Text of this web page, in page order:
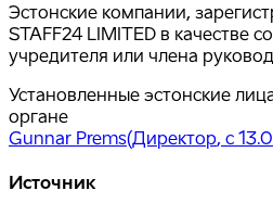
Эстонские компании,
STAFF24 LIMITED в качестве
учредителя или члена
Установленные эстонские
органе
Gunnar Prems(Директор, с
Источник